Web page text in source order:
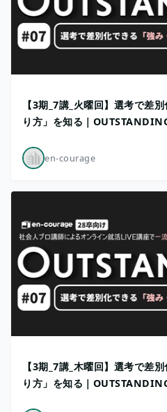
【3期_7講_火曜回】選考で差
り方」を知る｜
en-courage
【3期_7講_木曜回】選考で差
り方」を知る｜